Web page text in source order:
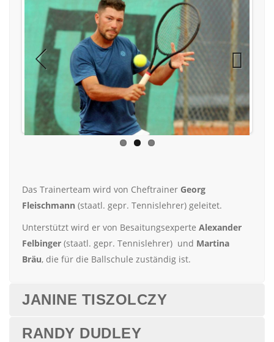
Previous
Das Trainerteam wird von Cheftrainer Georg
Fleischmann (staatl. gepr. Tennislehrer) geleitet.
Unterstützt wird er von Besaitungsexperte Alexander
Felbinger (staatl. gepr. Tennislehrer) und Martina
Bräu, die für die Ballschule zuständig ist.
JANINE TISZOLCZY
RANDY DUDLEY